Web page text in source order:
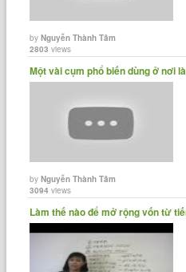
byNguyễn Thành Tâm
2803 views
Một vài cụm phổ biến dùng ở nơi
byNguyễn Thành Tâm
3094 views
Làm thế nào để mở rộng vốn từ